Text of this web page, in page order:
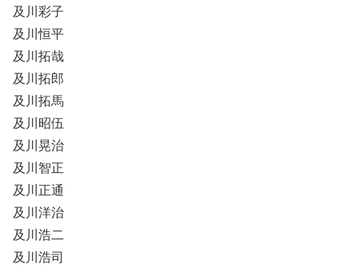
及川彩子
及川恒平
及川拓哉
及川拓郎
及川拓馬
及川昭伍
及川晃治
及川智正
及川正通
及川洋治
及川浩二
及川浩司